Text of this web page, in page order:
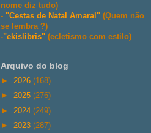
nome diz tudo)
- "Cestas de Natal Amaral" (Quem não
se lembra ?)
-"ekislibris" (ecletismo com estilo)
Arquivo do blog
► 2026 (168)
► 2025 (276)
► 2024 (249)
► 2023 (287)